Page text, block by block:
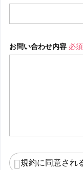
お問い合わせ内容 必須
規約に同意され